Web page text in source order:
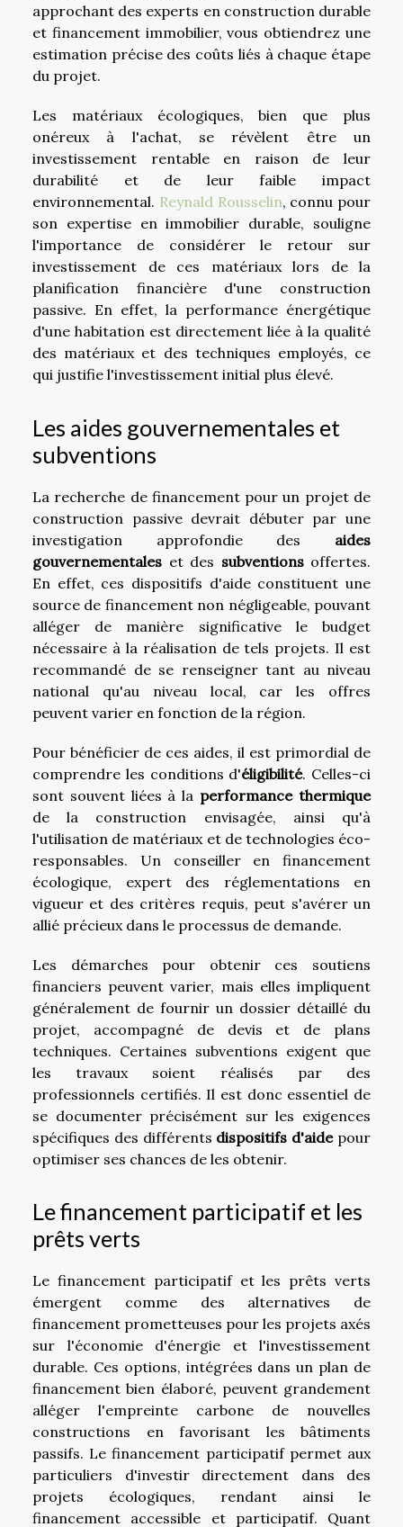
approchant des experts en construction durable
et financement immobilier, vous obtiendrez une
estimation précise des coûts liés à chaque étape
du projet.
Les matériaux écologiques, bien que plus
onéreux à l'achat, se révèlent être un
investissement rentable en raison de leur
durabilité et de leur faible impact
environnemental. Reynald Rousselin, connu pour
son expertise en immobilier durable, souligne
l'importance de considérer le retour sur
investissement de ces matériaux lors de la
planification financière d'une construction
passive. En effet, la performance énergétique
d'une habitation est directement liée à la qualité
des matériaux et des techniques employés, ce
qui justifie l'investissement initial plus élevé.
Les aides gouvernementales et
subventions
La recherche de financement pour un projet de
construction passive devrait débuter par une
investigation approfondie des aides
gouvernementales et des subventionsoffertes.
En effet, ces dispositifs d'aide constituent une
source de financement non négligeable, pouvant
alléger de manière significative le budget
nécessaire à la réalisation de tels projets. Il est
recommandé de se renseigner tant au niveau
national qu'au niveau local, car les offres
peuvent varier en fonction de la région.
Pour bénéficier de ces aides, il est primordial de
comprendre les conditions d'éligibilité. Celles-ci
sont souvent liées à la performance thermique
de la construction envisagée, ainsi qu'à
l'utilisation de matériaux et de technologies éco-
responsables. Un conseiller en financement
écologique, expert des réglementations en
vigueur et des critères requis, peut s'avérer un
allié précieux dans le processus de demande.
Les démarches pour obtenir ces soutiens
financiers peuvent varier, mais elles impliquent
généralement de fournir un dossier détaillé du
projet, accompagné de devis et de plans
techniques. Certaines subventions exigent que
les travaux soient réalisés par des
professionnels certifiés. Il est donc essentiel de
se documenter précisément sur les exigences
spécifiques des différents dispositifs d'aidepour
optimiser ses chances de les obtenir.
Le financement participatif et les
prêts verts
Le financement participatif et les prêts verts
émergent comme des alternatives de
financement prometteuses pour les projets axés
sur l'économie d'énergie et l'investissement
durable. Ces options, intégrées dans un plan de
financement bien élaboré, peuvent grandement
alléger l'empreinte carbone de nouvelles
constructions en favorisant les bâtiments
passifs. Le financement participatif permet aux
particuliers d'investir directement dans des
projets écologiques, rendant ainsi le
financement accessible et participatif. Quant